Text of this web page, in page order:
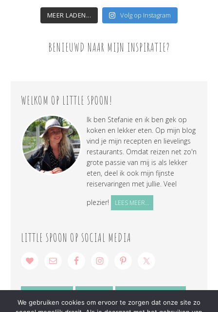
MEER LADEN... Volg op Instagram
BENIEUWD NAAR MIJN INSPIRATIE?
WELKOM OP LITTLE SPOON!
Ik ben Stefanie en ik ben gek op
koken en lekker eten. Op mijn blog
vind je mijn recepten en lievelings
restaurants. Omdat reizen net zo'n
grote passie van mij is als lekker
eten, deel ik ook mijn fijnste
reiservaringen met jullie. Veel
plezier!
LEES MEER...
LITTLE SPOON OP SOCIAL MEDIA
We gebruiken cookies om ervoor te zorgen dat onze site zo